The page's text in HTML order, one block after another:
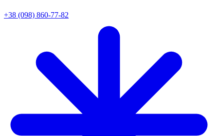
+38 (098) 860-77-82